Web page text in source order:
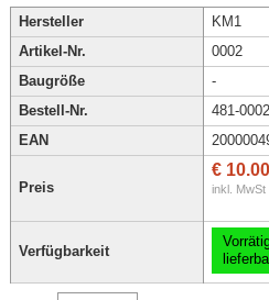
Hersteller
KM1
Artikel-Nr.
0002
Baugröße
-
Bestell-Nr.
481-0002
EAN
Preis
€ 10.00
inkl. MwSt
Verfügbarkeit